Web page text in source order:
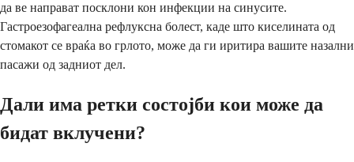
да ве направат посклони кон инфекции на синусите.
Гастроезофагеална рефлуксна болест, каде што киселината од
стомакот се враќа во грлото, може да ги иритира вашите назални
пасажи од задниот дел.
Дали има ретки состојби кои може да
бидат вклучени?